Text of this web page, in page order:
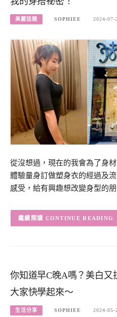
美麗話題 SOPHIEE 2024-07-
從沒想過，現在的我會為了身
體驗量身訂做塑身衣的經過及
感受，給有興趣想改變身型的
CONTINUE READING
你知道早C晚A嗎？美白又
大家快學起來～
生活分享 SOPHIEE 2024-05-